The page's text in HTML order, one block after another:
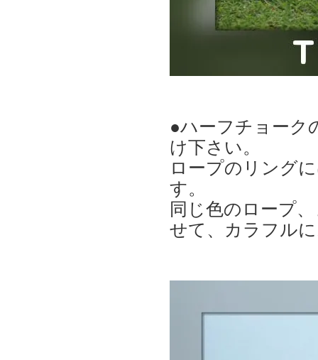
●ハーフチョーク
け下さい。
ロープのリング
す。
同じ色のロープ
せて、カラフル